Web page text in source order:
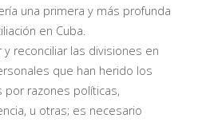
una primera y más profunda
en Cuba.
y reconciliar las divisiones en
que han herido los
por razones políticas,
u otras; es necesario